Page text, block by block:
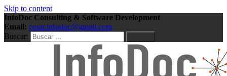
Skip to content
InfoDoc Consulting & Software Development
Email: cesar.infodoc@gmail.com
Buscar: